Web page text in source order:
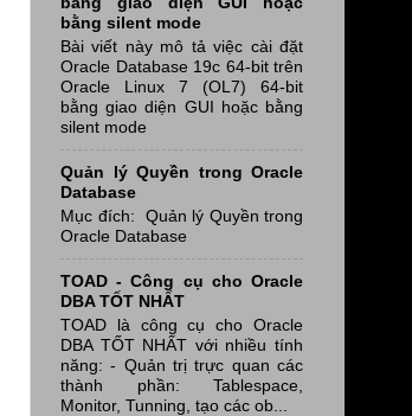
bằng silent mode
Bài viết này mô tả việc cài đặt
Oracle Database 19c 64-bit trên
Oracle Linux 7 (OL7) 64-bit
bằng giao diện GUI hoặc bằng
silent mode
Quản lý Quyền trong Oracle
Database
Mục đích: Quản lý Quyền trong
Oracle Database
TOAD - Công cụ cho Oracle
DBA TỐT NHẤT
TOAD là công cụ cho Oracle
DBA TỐT NHẤT với nhiều tính
năng: - Quản trị trực quan các
thành phần: Tablespace,
Monitor, Tunning, tạo các ob...